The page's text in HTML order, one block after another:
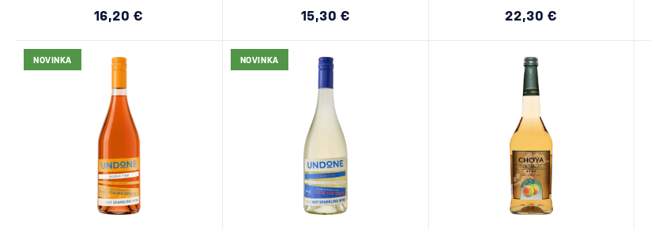
16,20 € 15,30 € 22,30 €
NOVINKA NOVINKA